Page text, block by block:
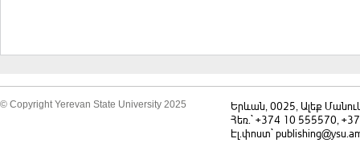
© Copyright Yerevan State University 2025
Երևան, 0025, Ալեք
Հեռ.` +374 10 555570,
Էլ.փոստ`